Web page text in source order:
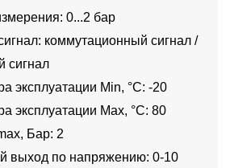
0...2 бар
коммутационный сигнал /
сигнал
эксплуатации Min, °C: -20
эксплуатации Max, °C: 80
Бар: 2
выход по напряжению: 0-10